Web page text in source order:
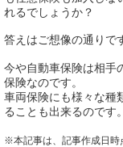
れるでしょうか？
答えはご想像の通りで
今や自動車保険は相手
保険なのです。
車両保険にも様々な種
ることも出来るのです
※本記事は、記事作成日時